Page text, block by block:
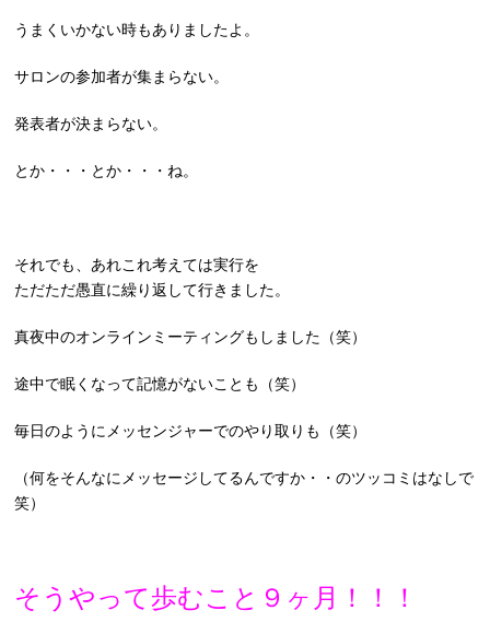
うまくいかない時もありましたよ。
サロンの参加者が集まらない。
発表者が決まらない。
とか・・・とか・・・ね。
それでも、あれこれ考えては実行を
ただただ愚直に繰り返して行きました。
真夜中のオンラインミーティングもしました（笑）
途中で眠くなって記憶がないことも（笑）
毎日のようにメッセンジャーでのやり取りも（笑）
（何をそんなにメッセージしてるんですか・・のツッコミはなしで
笑）
そうやって歩むこと９ヶ月！！！